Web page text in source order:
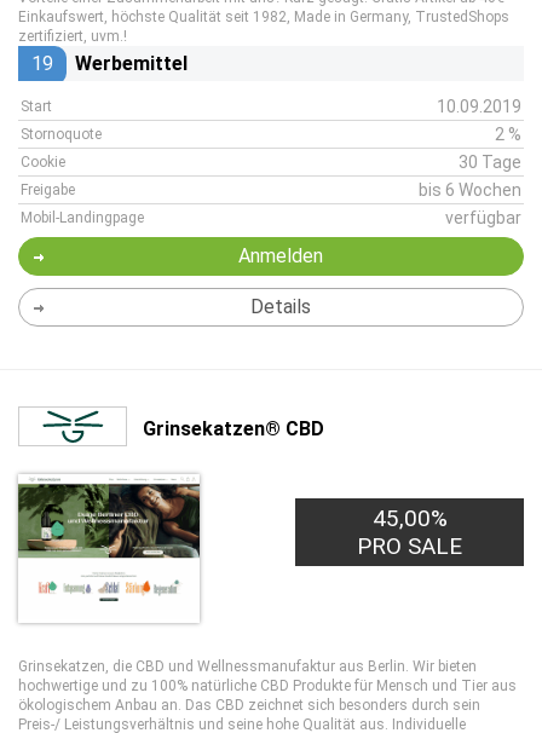
Einkaufswert, höchste Qualität seit 1982, Made in Germany, TrustedShops
zertifiziert, uvm.!
19 Werbemittel
Start 10.09.2019
Stornoquote 2 %
Cookie 30 Tage
Freigabe bis 6 Wochen
Mobil-Landingpage verfügbar
Anmelden
Details
Grinsekatzen® CBD
45,00%
PRO SALE
Grinsekatzen, die CBD und Wellnessmanufaktur aus Berlin. Wir bieten
hochwertige und zu 100% natürliche CBD Produkte für Mensch und Tier aus
ökologischem Anbau an. Das CBD zeichnet sich besonders durch sein
Preis-/ Leistungsverhältnis und seine hohe Qualität aus. Individuelle